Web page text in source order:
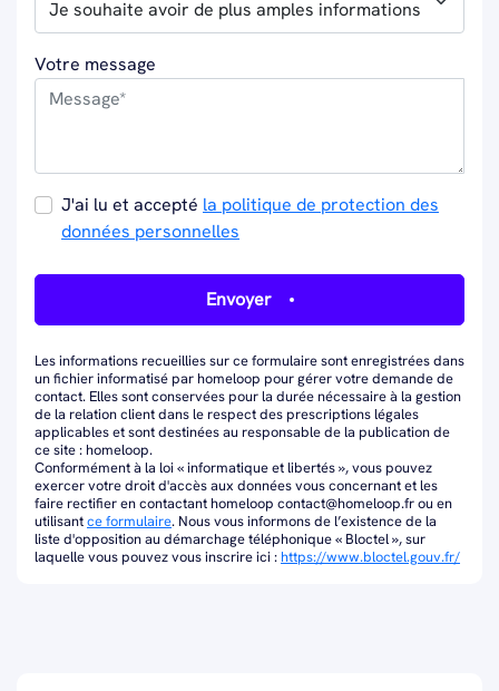
Votre message
J'ai lu et accepté la politique de protection des
données personnelles
Envoyer
Les informations recueillies sur ce formulaire sont enregistrées dans
un fichier informatisé par homeloop pour gérer votre demande de
contact. Elles sont conservées pour la durée nécessaire à la gestion
de la relation client dans le respect des prescriptions légales
applicables et sont destinées au responsable de la publication de
ce site : homeloop.
Conformément à la loi « informatique et libertés », vous pouvez
exercer votre droit d'accès aux données vous concernant et les
faire rectifier en contactant homeloop contact@homeloop.fr ou en
utilisantce formulaire. Nous vous informons de l’existence de la
liste d'opposition au démarchage téléphonique « Bloctel », sur
laquelle vous pouvez vous inscrire ici : https://www.bloctel.gouv.fr/